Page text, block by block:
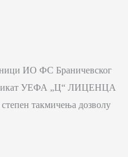
ИО ФС Браничевског
УЕФА „Ц“ ЛИЦЕНЦА
такмичења дозволу